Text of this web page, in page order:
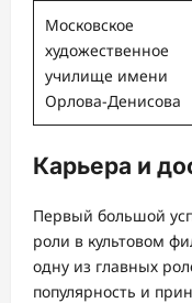
Московское
художественное
училище имени
Орлова-Денисова
Карьера и
Первый большой
роли в культовом
одну из главных
популярность и